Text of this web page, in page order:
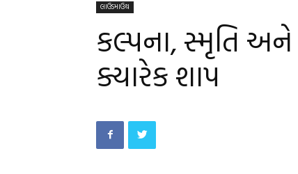
લાઉડમાઉથ
કલ્પના, સ્મૃતિ અને
ક્યારેક શાપ